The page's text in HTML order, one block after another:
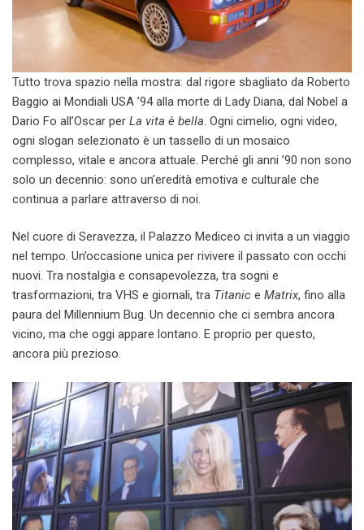
Tutto trova spazio nella mostra: dal rigore sbagliato da Roberto
Baggio ai Mondiali USA ’94 alla morte di Lady Diana, dal Nobel a
Dario Fo all’Oscar per La vita è bella. Ogni cimelio, ogni video,
ogni slogan selezionato è un tassello di un mosaico
complesso, vitale e ancora attuale. Perché gli anni ’90 non sono
solo un decennio: sono un’eredità emotiva e culturale che
continua a parlare attraverso di noi.
Nel cuore di Seravezza, il Palazzo Mediceo ci invita a un viaggio
nel tempo. Un’occasione unica per rivivere il passato con occhi
nuovi. Tra nostalgia e consapevolezza, tra sogni e
trasformazioni, tra VHS e giornali, tra Titanic e Matrix, fino alla
paura del Millennium Bug. Un decennio che ci sembra ancora
vicino, ma che oggi appare lontano. E proprio per questo,
ancora più prezioso.